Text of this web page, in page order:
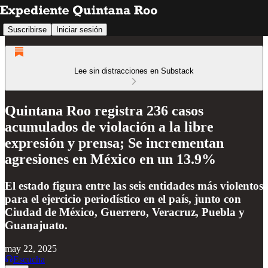
Suscribirse Iniciar sesión
Lee sin distracciones en Substack
Quintana Roo registra 236 casos
acumulados de violación a la libre
expresión y prensa; Se incrementan
agresiones en México en un 13.9%
El estado figura entre las seis entidades más violentos
para el ejercicio periodístico en el país, junto con
Ciudad de México, Guerrero, Veracruz, Puebla y
Guanajuato.
may 22, 2025
Escucha